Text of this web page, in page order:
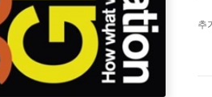
추